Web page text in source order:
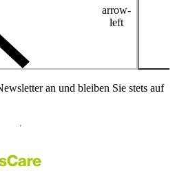
arrow-
left
an und bleiben Sie stets auf